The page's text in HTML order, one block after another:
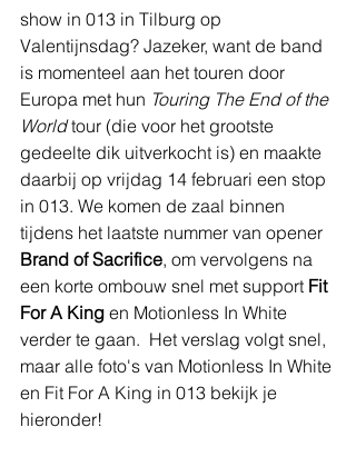
show in 013 in Tilburg op
Valentijnsdag? Jazeker, want de band
is momenteel aan het touren door
Europa met hun Touring The End of the
World tour (die voor het grootste
gedeelte dik uitverkocht is) en maakte
daarbij op vrijdag 14 februari een stop
in 013. We komen de zaal binnen
tijdens het laatste nummer van opener
Brand of Sacrifice, om vervolgens na
een korte ombouw snel met support Fit
For A King en Motionless In White
verder te gaan.  Het verslag volgt snel,
maar alle foto's van Motionless In White
en Fit For A King in 013 bekijk je
hieronder!